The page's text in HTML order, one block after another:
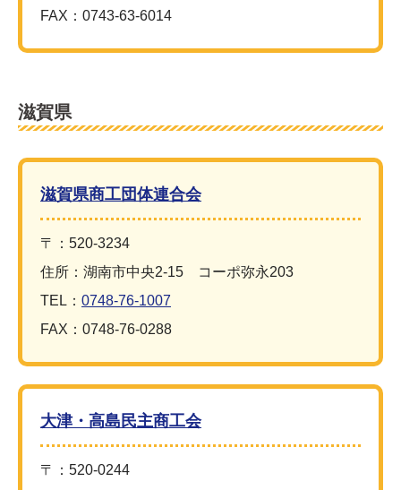
FAX：0743-63-6014
滋賀県
滋賀県商工団体連合会
〒：520-3234
住所：湖南市中央2-15 コーポ弥永203
TEL： 0748-76-1007
FAX：0748-76-0288
大津・高島民主商工会
〒：520-0244